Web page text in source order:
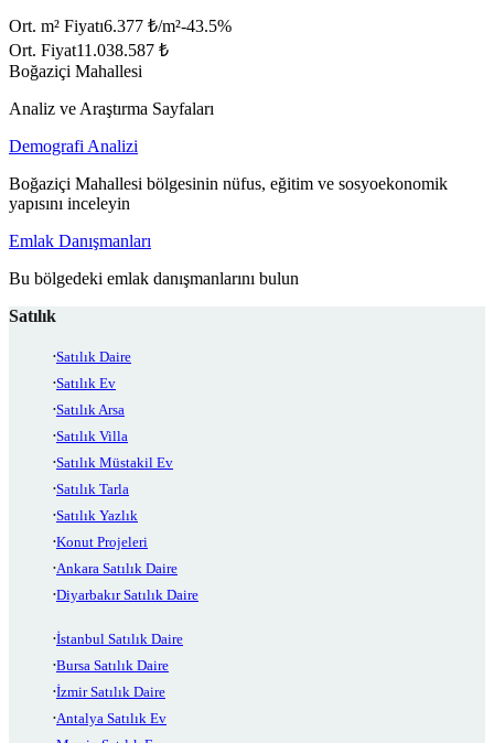
Ort. m² Fiyatı6.377 ₺/m²-43.5%
Ort. Fiyat11.038.587 ₺
Boğaziçi Mahallesi
Analiz ve Araştırma Sayfaları
Demografi Analizi
Boğaziçi Mahallesi bölgesinin nüfus, eğitim ve sosyoekonomik
yapısını inceleyin
Emlak Danışmanları
Bu bölgedeki emlak danışmanlarını bulun
Satılık
Satılık Daire
Satılık Ev
Satılık Arsa
Satılık Villa
Satılık Müstakil Ev
Satılık Tarla
Satılık Yazlık
Konut Projeleri
Ankara Satılık Daire
Diyarbakır Satılık Daire
İstanbul Satılık Daire
Bursa Satılık Daire
İzmir Satılık Daire
Antalya Satılık Ev